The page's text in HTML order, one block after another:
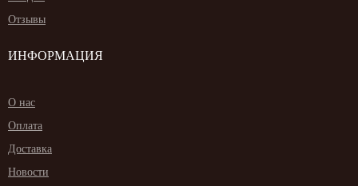
Отзывы
ИНФОРМАЦИЯ
О нас
Оплата
Доставка
Новости